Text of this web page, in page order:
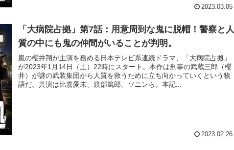
2023.03.05
「大病院占拠」第7話：用意周到な鬼に脱帽！警察と人
質の中にも鬼の仲間がいることが判明。
嵐の櫻井翔が主演を務める日本テレビ系連続ドラマ、「大病院占拠」
が2023年1月14日（土）22時にスタート。本作は刑事の武蔵三郎（櫻
井）が謎の武装集団から人質を救うために立ち向かっていくという物
語だ。共演は比嘉愛未、渡部篤郎、ソニンら。本記...
2023.02.26